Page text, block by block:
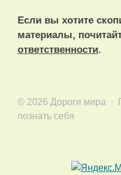
Если вы хотите
материалы,
ответственности.
© 2026 Дороги мира ·
познать себя